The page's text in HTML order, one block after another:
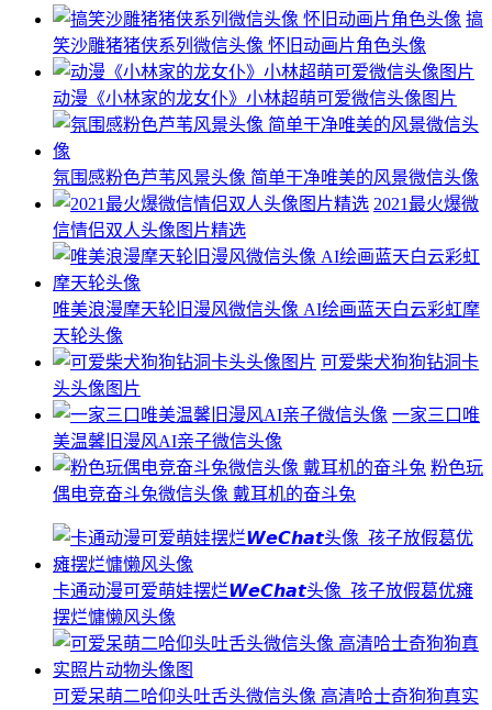
搞
笑沙雕猪猪侠系列微信头像 怀旧动画片角色头像
动漫《小林家的龙女仆》小林超萌可爱微信头像图片
氛围感粉色芦苇风景头像 简单干净唯美的风景微信头像
2021最火爆微
信情侣双人头像图片精选
唯美浪漫摩天轮旧漫风微信头像 AI绘画蓝天白云彩虹摩
天轮头像
可爱柴犬狗狗钻洞卡
头头像图片
一家三口唯
美温馨旧漫风AI亲子微信头像
粉色玩
偶电竞奋斗兔微信头像 戴耳机的奋斗兔
卡通动漫可爱萌娃摆烂𝙒𝙚𝘾𝙝𝙖𝙩头像 ​​​ 孩子放假葛优瘫
摆烂慵懒风头像
可爱呆萌二哈仰头吐舌头微信头像 高清哈士奇狗狗真实